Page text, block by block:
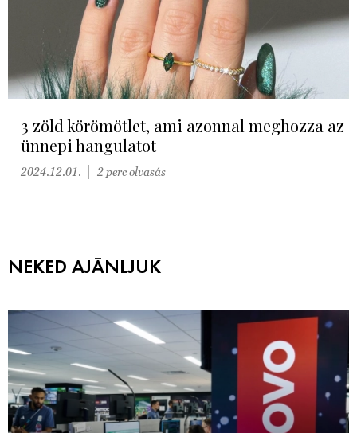
3 zöld körömötlet, ami azonnal meghozza az
ünnepi hangulatot
2024.12.01. 2 perc olvasás
NEKED AJÁNLJUK